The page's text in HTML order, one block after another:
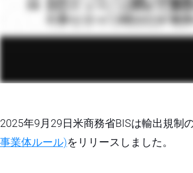
2025年9月29日米商務省BISは輸出規制
事業体ルール)をリリースしました。